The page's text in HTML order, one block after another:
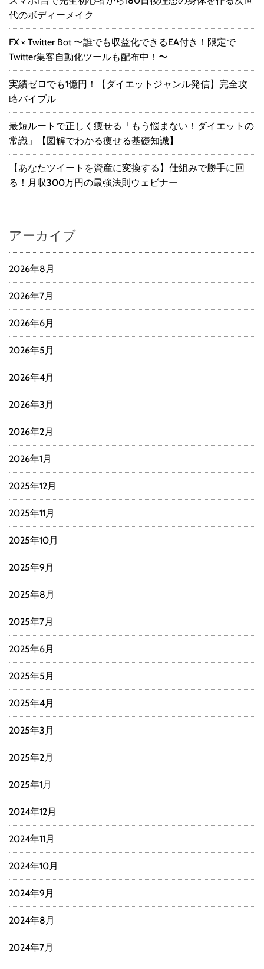
代のボディーメイク
FX × Twitter Bot 〜誰でも収益化できるEA付き！限定で
Twitter集客自動化ツールも配布中！〜
実績ゼロでも1億円！【ダイエットジャンル発信】完全攻
略バイブル
最短ルートで正しく痩せる「もう悩まない！ダイエットの
常識」【図解でわかる痩せる基礎知識】
【あなたツイートを資産に変換する】仕組みで勝手に回
る！月収300万円の最強法則ウェビナー
アーカイブ
2026年8月
2026年7月
2026年6月
2026年5月
2026年4月
2026年3月
2026年2月
2026年1月
2025年12月
2025年11月
2025年10月
2025年9月
2025年8月
2025年7月
2025年6月
2025年5月
2025年4月
2025年3月
2025年2月
2025年1月
2024年12月
2024年11月
2024年10月
2024年9月
2024年8月
2024年7月